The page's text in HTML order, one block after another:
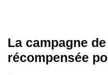
La campagne
récompensée